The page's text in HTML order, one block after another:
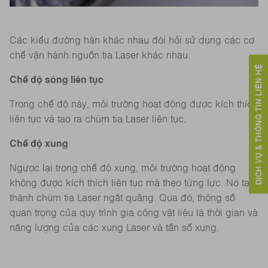
Các kiểu đường hàn khác nhau đòi hỏi sử dụng các cơ
chế vận hành nguồn tia Laser khác nhau.
Chế độ sóng liên tục
Trong chế độ này, môi trường hoạt động được kích thích
liên tục và tạo ra chùm tia Laser liên tục.
Chế độ xung
Ngược lại trong chế độ xung, môi trường hoạt động
không được kích thích liên tục mà theo từng lực. Nó tạo
thành chùm tia Laser ngắt quãng. Qua đó, thông số
quan trọng của quy trình gia công vật liệu là thời gian và
năng lượng của các xung Laser và tần số xung.
DỊCH VỤ & THÔNG TIN LIÊN HỆ